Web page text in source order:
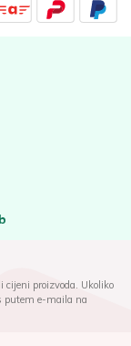
proizvoda. Ukoliko
putem e-maila na